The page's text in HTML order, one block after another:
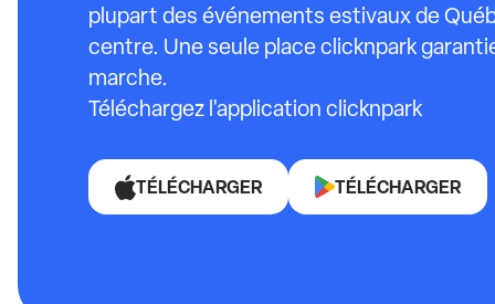
plupart des événements estivaux de
centre. Une seule place clicknpark
marche.
Téléchargez l'application clicknpark
TÉLÉCHARGER TÉLÉCHARGER